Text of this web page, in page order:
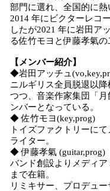
部門に選れ、全国的に熱
2014 年にビクターレコ
したが2021 年に岩田ア
る佐竹モヨと伊藤孝氣の
【メンバー紹介】
◆岩田アッチュ
ニルギリス全員脱退以
つつ、音楽作家集団「
ンバーとなっている。
◆ 佐竹モヨ(key,prog)
トイズファクトリーに
ライター。
◆ 伊藤孝氣 (guitar,prog)
バンド創設よりメディ
まで在籍。
リミキサー、プロデュ